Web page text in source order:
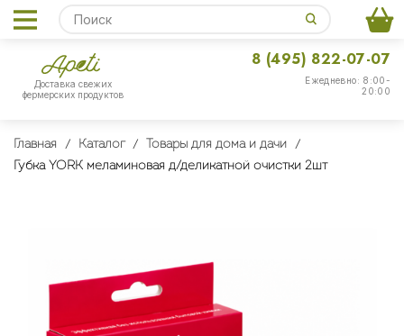
Доставка свежих
фермерских продуктов
Ежедневно: 8:00-
20:00
8 (495) 822-07-07
Главная Каталог
Товары для дома и дачи
Губка YORK меламиновая д/деликатной очистки 2шт